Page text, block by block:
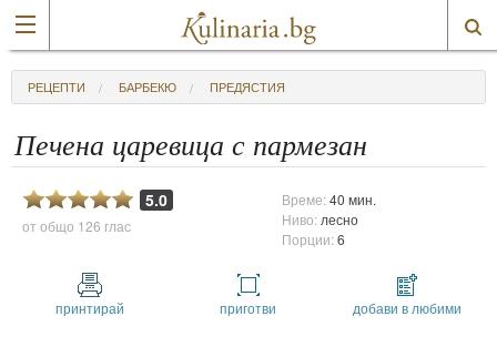
РЕЦЕПТИ БАРБЕКЮ ПРЕДЯСТИЯ
Печена царевица с пармезан
5.0
от общо 126 глас
Време:40 мин.
Ниво: лесно
Порции:6
принтирай приготви добави в любими